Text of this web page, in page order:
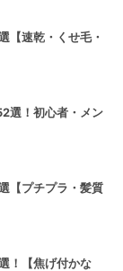
【速乾・くせ毛・
選！初心者・メン
【プチプラ・髪質
！【焦げ付かな